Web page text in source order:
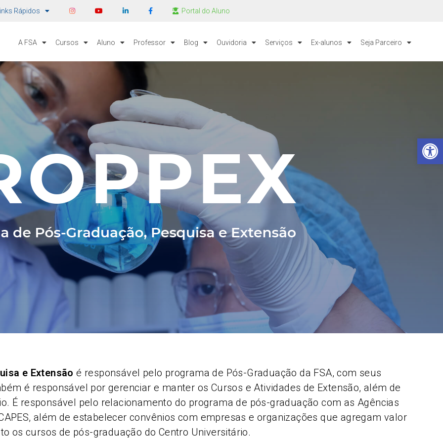
Barra de Ferramentas Aberta
Rápidos Portal do Aluno
A FSA Cursos Aluno Professor Blog Ouvidoria Serviços Ex-alunos Seja Parceiro
e Extensão é responsável pelo programa de Pós-Graduação da FSA, com seus
é responsável por gerenciar e manter os Cursos e Atividades de Extensão, além de
É responsável pelo relacionamento do programa de pós-graduação com as Agências
além de estabelecer convênios com empresas e organizações que agregam valor
os cursos de pós-graduação do Centro Universitário.